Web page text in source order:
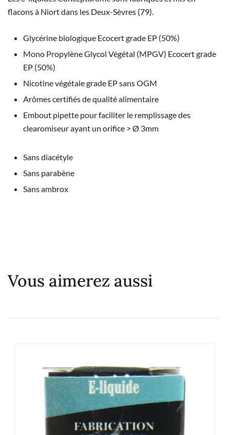
flacons à Niort dans les Deux-Sèvres (79).
Glycérine biologique Ecocert grade EP (50%)
Mono Propylène Glycol Végétal (MPGV) Ecocert grade
EP (50%)
Nicotine végétale grade EP sans OGM
Arômes certifiés de qualité alimentaire
Embout pipette pour faciliter le remplissage des
clearomiseur ayant un orifice > Ø 3mm
Sans diacétyle
Sans parabène
Sans ambrox
Vous aimerez aussi